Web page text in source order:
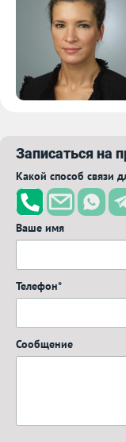
Записаться на
Какой способ связи
Ваше имя
Телефон*
Сообщение